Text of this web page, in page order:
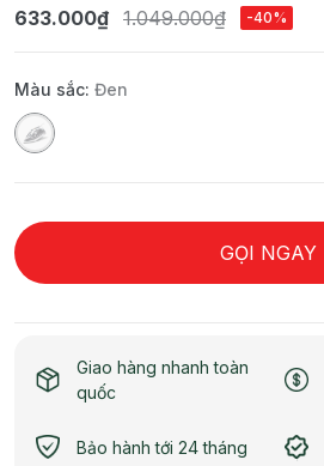
633.000₫ 1.049.000₫ -40%
Màu sắc: Đen
GỌI NGAY
Giao hàng nhanh toàn
quốc
Bảo hành tới 24 tháng